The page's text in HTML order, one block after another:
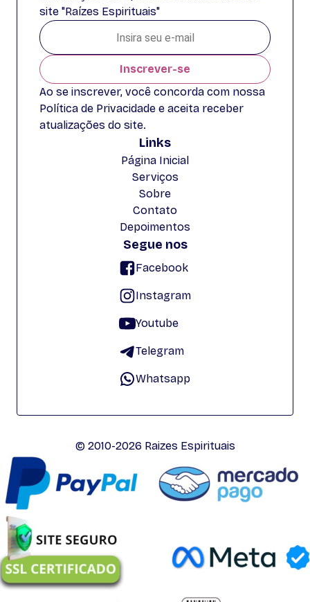
site "Raízes Espirituais"
Inscrever-se
Ao se inscrever, você concorda com nossa
Política de Privacidade e aceita receber
atualizações do site.
Links
Página Inicial
Serviços
Sobre
Contato
Depoimentos
Segue nos
Facebook
Instagram
Youtube
Telegram
Whatsapp
© 2010-2026 Raizes Espirituais